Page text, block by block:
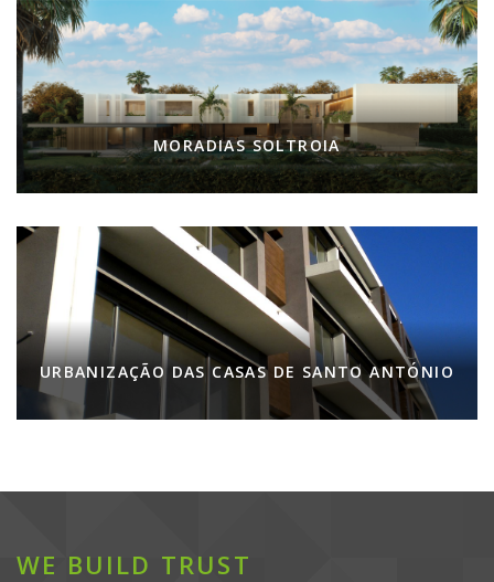
MORADIAS SOLTROIA
URBANIZAÇÃO DAS CASAS DE SANTO ANTÓNIO
WE BUILD TRUST